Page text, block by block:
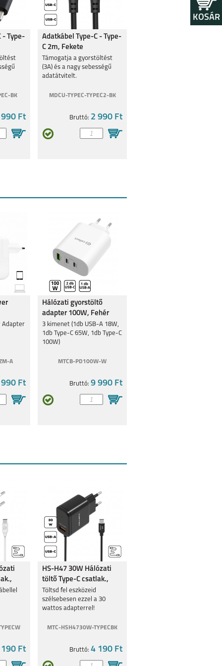
- Type-
BK
Ft
Adatkábel Type-C - Type-
C 2m, Fekete
Támogatja a gyorstöltést
(3A) és a nagy sebességű
adatátvitelt.
MDCU-TYPEC-TYPEC2-BK
Bruttó: 2 990 Ft
Adapter
A
Ft
Hálózati gyorstöltő
adapter 100W, Fehér
3 kimenet (1db USB-A 18W,
1db Type-C 65W, 1db Type-C
100W)
MTCB-PD100W-W
Bruttó: 9 990 Ft
Ft
HS-H47 30W Hálózati
töltő Type-C csatlak.,
Fekete
Töltsd fel eszközeid
szélsebesen ezzel a 30
wattos adapterrel!
MTC-HSH4730W-TYPECBK
Bruttó: 4 190 Ft
KOSÁR